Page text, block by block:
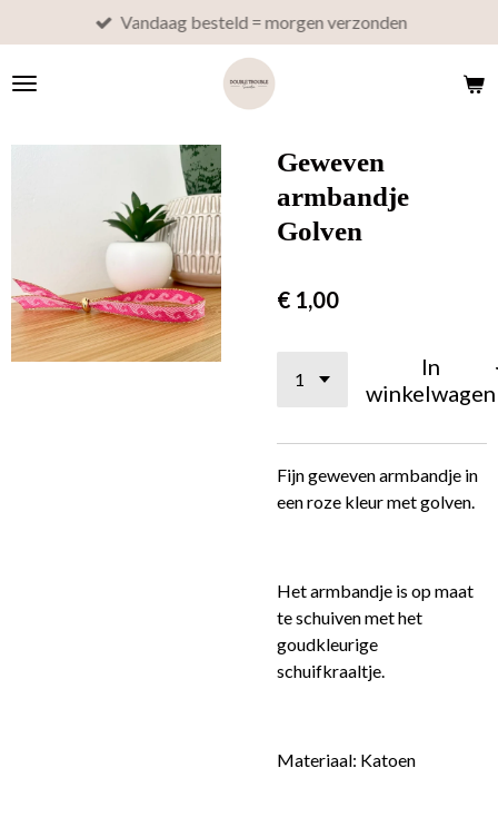
direct
naar
Vandaag besteld = morgen verzonden
Geweven
armbandje
Golven
€ 1,00
In
winkelwagen
Fijn geweven armbandje in
een roze kleur met golven.
Het armbandje is op maat
te schuiven met het
goudkleurige
schuifkraaltje.
Materiaal: Katoen